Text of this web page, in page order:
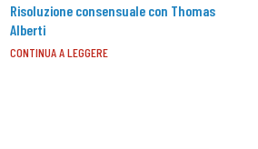
Risoluzione consensuale con Thomas
Alberti
CONTINUA A LEGGERE